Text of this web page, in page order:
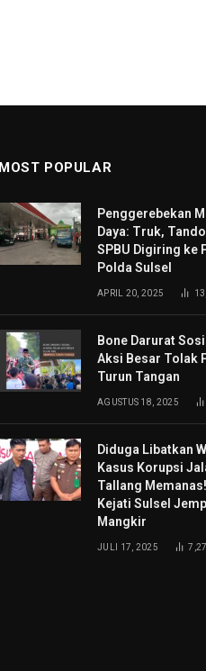
MOST POPULAR
Penggerebekan
Daya: Truk,
SPBU Digiring ke
Polda Sulsel
APRIL 20, 2025
Bone Darurat
Aksi Besar Tolak
Turun Tangan
AGUSTUS 18, 2025
Diduga Libatkan
Kasus Korupsi
Tallang
Kejati Sulsel
Mangkir
JULI 17, 2025